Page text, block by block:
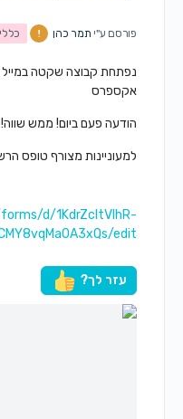
פורסם ע"יתמר כהן כללי
נפתחת קבוצה שקטה במייל
אקספרס
הודעה פעם ביום! ממש שווה!
למעוניינות מצורף טופס
d/1KdrZcltVIhR-
edit
עזר לך?